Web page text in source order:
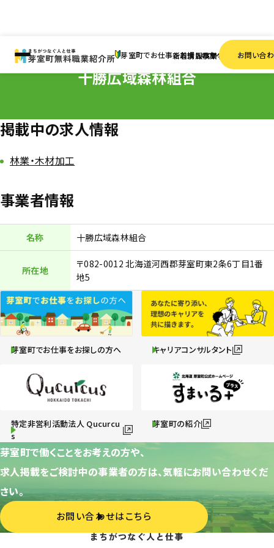
芽室町でお仕事をお探しの方へ
新着情報求人検索事業者一覧お問い合
十勝広域森林組合
掲載中の求人情報
林業・木材加工
事業者情報
名称 十勝広域森林組合
所在地
〒082-0012 北海道河西郡芽室町東2条6丁目1番
地5
芽室町でお仕事をお探しの方へ キャリアコンサルタント
特定非営利活動法人 Qucurcu
s
芽室町の紹介
芽室町で働くことをお考えの方や、
求人掲載をご検討中の事業者の方は、気軽にお問い合わせくだ
さい。
お問い合わせはこちら